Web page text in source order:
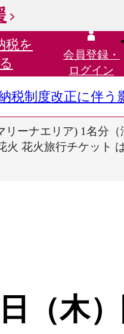
税を
会員登録・
ログイン
税制度改正に伴う
リーナエリア) 1名分
火 花火旅行チケット
（木）